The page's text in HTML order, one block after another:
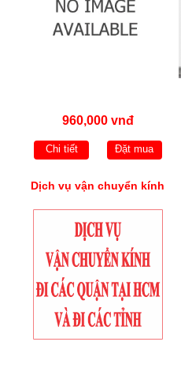
960,000 vnđ
Chi tiết Đặt mua
Dịch vụ vận chuyển kính